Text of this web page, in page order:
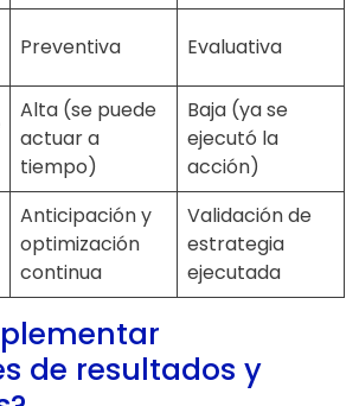
Preventiva Evaluativa
Alta (se puede
actuar a
tiempo)
Baja (ya se
ejecutó la
acción)
Anticipación y
optimización
continua
Validación de
estrategia
ejecutada
de resultados y